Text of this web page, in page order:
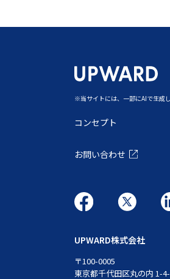
‍※当サイトには、一部にAIで生成
コンセプト
お問い合わせ
UPWARD株式会社
〒100-0005
東京都千代田区丸の内 1-